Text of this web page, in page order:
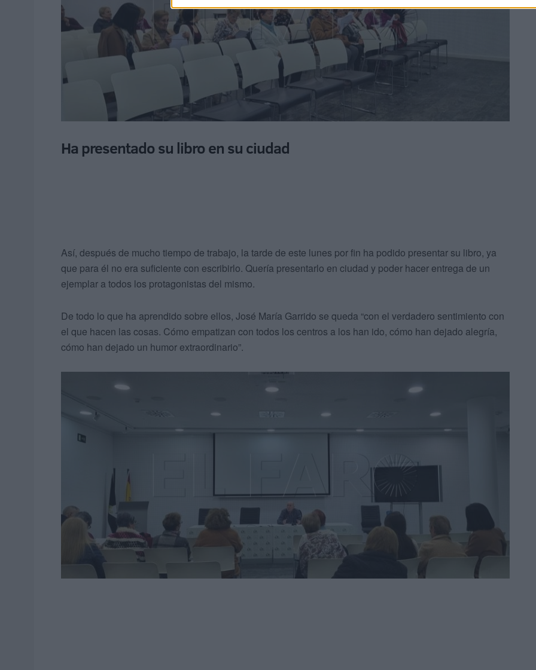
Ha presentado su libro en su ciudad
Así, después de mucho tiempo de trabajo, la tarde de este lunes por fin ha podido presentar su libro, ya
que para él no era suficiente con escribirlo. Quería presentarlo en ciudad y poder hacer entrega de un
ejemplar a todos los protagonistas del mismo.
De todo lo que ha aprendido sobre ellos, José María Garrido se queda “con el verdadero sentimiento con
el que hacen las cosas. Cómo empatizan con todos los centros a los han ido, cómo han dejado alegría,
cómo han dejado un humor extraordinario”.